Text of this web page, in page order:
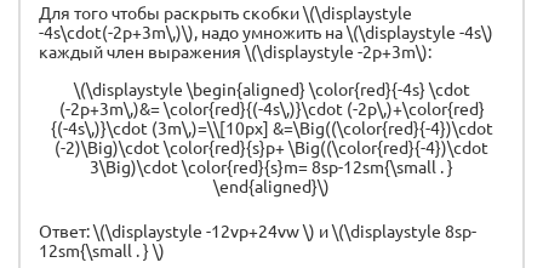
Для того чтобы раскрыть скобки\(\displaystyle
-4s\cdot(-2p+3m\,)\), надо умножить на \(\displaystyle -4s\)
каждый член выражения \(\displaystyle -2p+3m\):
\(\displaystyle \begin{aligned} \color{red}{-4s} \cdot
(-2p+3m\,)&= \color{red}{(-4s\,)}\cdot (-2p\,)+\color{red}
{(-4s\,)}\cdot (3m\,)=\\[10px] &=\Big((\color{red}{-4})\cdot
(-2)\Big)\cdot \color{red}{s}p+ \Big((\color{red}{-4})\cdot
3\Big)\cdot \color{red}{s}m= 8sp-12sm{\small . }
\end{aligned}\)
Ответ: \(\displaystyle -12vp+24vw \) и \(\displaystyle 8sp-
12sm{\small . } \)